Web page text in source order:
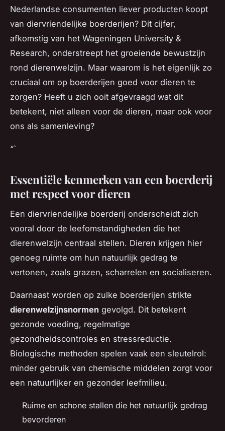
Nederlandse consumenten liever producten koopt
van diervriendelijke boerderijen? Dit cijfer,
afkomstig van het Wageningen University &
Research, onderstreept het groeiende bewustzijn
rond dierenwelzijn. Maar waarom is het eigenlijk zo
cruciaal om op boerderijen goed voor dieren te
zorgen? Heeft u zich ooit afgevraagd wat dit
betekent, niet alleen voor de dieren, maar ook voor
ons als samenleving?
“`
Essentiële kenmerken van een boerderij
met respect voor dieren
Een diervriendelijke boerderij onderscheidt zich
vooral door de leefomstandigheden die het
dierenwelzijn centraal stellen. Dieren krijgen hier
genoeg ruimte om hun natuurlijk gedrag te
vertonen, zoals grazen, scharrelen en socialiseren.
Daarnaast worden op zulke boerderijen strikte
dierenwelzijnsnormen gevolgd. Dit betekent
gezonde voeding, regelmatige
gezondheidscontroles en stressreductie.
Biologische methoden spelen vaak een sleutelrol:
minder gebruik van chemische middelen zorgt voor
een natuurlijker en gezonder leefmilieu.
Ruime en schone stallen die het natuurlijk gedrag
bevorderen